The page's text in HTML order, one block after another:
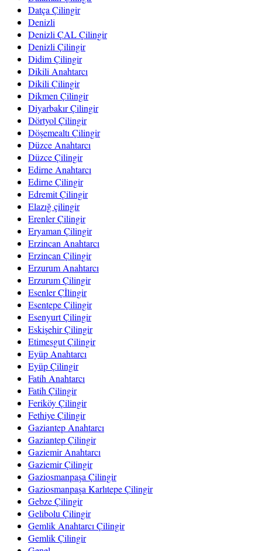
Datça Çilingir
Denizli
Denizli ÇAL Çilingir
Denizli Çilingir
Didim Çilingir
Dikili Anahtarcı
Dikili Çilingir
Dikmen Çilingir
Diyarbakır Çilingir
Dörtyol Çilingir
Döşemealtı Çilingir
Düzce Anahtarcı
Düzce Çilingir
Edirne Anahtarcı
Edirne Çilingir
Edremit Çilingir
Elazığ çilingir
Erenler Çilingir
Eryaman Çilingir
Erzincan Anahtarcı
Erzincan Çilingir
Erzurum Anahtarcı
Erzurum Çilingir
Esenler Çİlingir
Esentepe Çilingir
Esenyurt Çilingir
Eskişehir Çilingir
Etimesgut Çilingir
Eyüp Anahtarcı
Eyüp Çilingir
Fatih Anahtarcı
Fatih Çilingir
Feriköy Çilingir
Fethiye Çilingir
Gaziantep Anahtarcı
Gaziantep Çilingir
Gaziemir Anahtarcı
Gaziemir Çilingir
Gaziosmanpaşa Çilingir
Gaziosmanpaşa Karlıtepe Çilingir
Gebze Çilingir
Gelibolu Çilingir
Gemlik Anahtarcı Çilingir
Gemlik Çilingir